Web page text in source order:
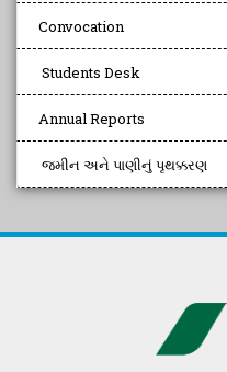
Convocation
Students Desk
Annual Reports
જમીન અને પાણીનું પૃથક્કરણ